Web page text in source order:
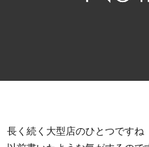
長く続く大型店のひとつですね